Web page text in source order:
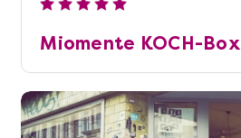
Miomente KOCH-Box